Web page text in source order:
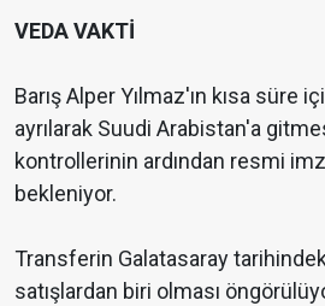
VEDA VAKTİ
Barış Alper Yılmaz'ın kısa süre
ayrılarak Suudi Arabistan'a
kontrollerinin ardından resmi
bekleniyor.
Transferin Galatasaray
satışlardan biri olması